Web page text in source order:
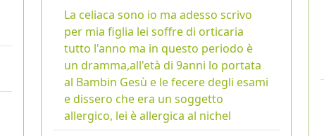
La celiaca sono io ma adesso scrivo
per mia figlia lei soffre di orticaria
tutto l'anno ma in questo periodo è
un dramma,all'età di 9anni lo portata
al Bambin Gesù e le fecere degli esami
e dissero che era un soggetto
allergico, lei è allergica al nichel